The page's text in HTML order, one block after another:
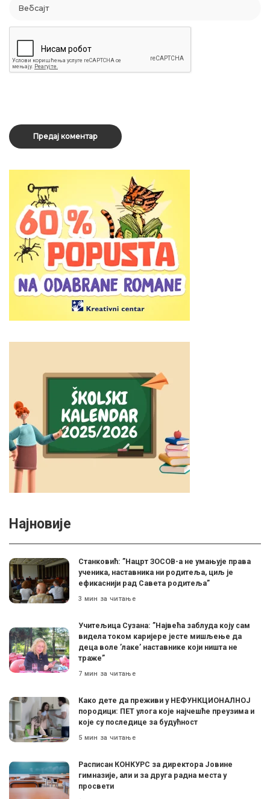
Најновије
Станковић: ”Нацрт ЗОСОВ-а не умањује права
ученика, наставника ни родитеља, циљ је
ефикаснији рад Савета родитеља”
3 мин за читање
Учитељица Сузана: ”Највећа заблуда коју сам
видела током каријере јесте мишљење да
деца воле ’лаке’ наставнике који ништа не
траже”
7 мин за читање
Како дете да преживи у НЕФУНКЦИОНАЛНОЈ
породици: ПЕТ улога које најчешће преузима и
које су последице за будућност
5 мин за читање
Расписан КОНКУРС за директора Јовине
гимназије, али и за друга радна места у
просвети